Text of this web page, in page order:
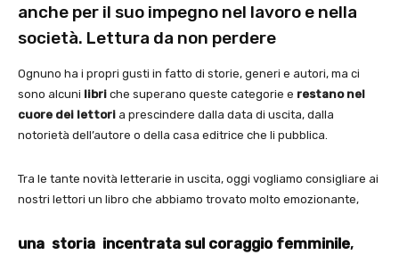
anche per il suo impegno nel lavoro e nella
società. Lettura da non perdere
Ognuno ha i propri gusti in fatto di storie, generi e autori, ma ci
sono alcuni libri che superano queste categorie e restano nel
cuore dei lettori a prescindere dalla data di uscita, dalla
notorietà dell’autore o della casa editrice che li pubblica.
Tra le tante novità letterarie in uscita, oggi vogliamo consigliare ai
nostri lettori un libro che abbiamo trovato molto emozionante,
una storia incentrata sul coraggio femminile,